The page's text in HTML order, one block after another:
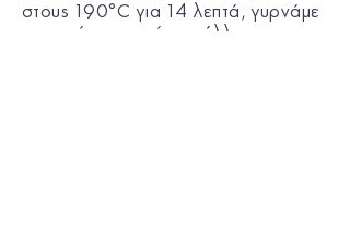
στους 190°C για 14 λεπτά, γυρνάμε
τις τυρόπιτες από την άλλη και